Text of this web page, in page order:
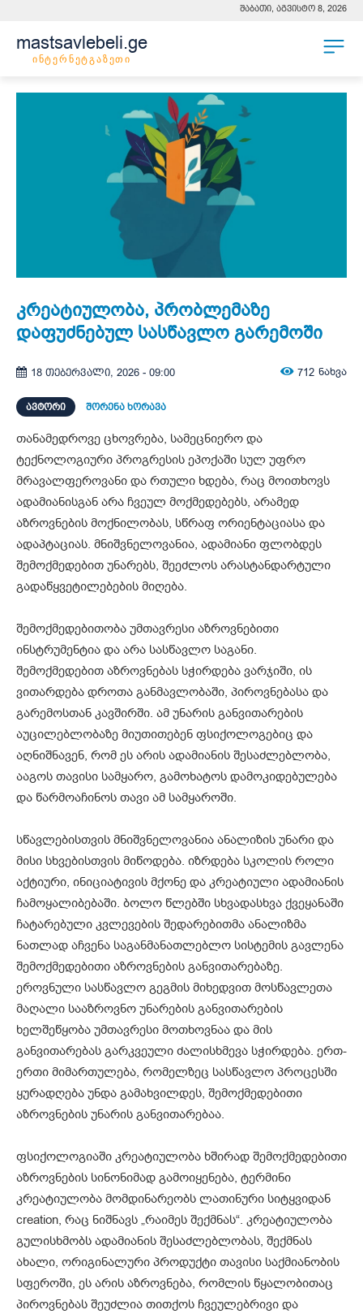
შაბათი, აგვისტო 8, 2026
mastsavlebeli.ge
ინტერნეტგაზეთი
კრეატიულობა, პრობლემაზე
დაფუძნებულ სასწავლო გარემოში
18 თებერვალი, 2026 - 09:00 712 ნახვა
ᲐᲕᲢᲝᲠᲘ შორენა ხორავა
თანამედროვე ცხოვრება, სამეცნიერო და
ტექნოლოგიური პროგრესის ეპოქაში სულ უფრო
მრავალფეროვანი და რთული ხდება, რაც მოითხოვს
ადამიანისგან არა ჩვეულ მოქმედებებს, არამედ
აზროვნების მოქნილობას, სწრაფ ორიენტაციასა და
ადაპტაციას. მნიშვნელოვანია, ადამიანი ფლობდეს
შემოქმედებით უნარებს, შეეძლოს არასტანდარტული
გადაწყვეტილებების მიღება.
შემოქმედებითობა უმთავრესი აზროვნებითი
ინსტრუმენტია და არა სასწავლო საგანი.
შემოქმედებით აზროვნებას სჭირდება ვარჯიში, ის
ვითარდება დროთა განმავლობაში, პიროვნებასა და
გარემოსთან კავშირში. ამ უნარის განვითარების
აუცილებლობაზე მიუთითებენ ფსიქოლოგებიც და
აღნიშნავენ, რომ ეს არის ადამიანის შესაძლებლობა,
ააგოს თავისი სამყარო, გამოხატოს დამოკიდებულება
და წარმოაჩინოს თავი ამ სამყაროში.
სწავლებისთვის მნიშვნელოვანია ანალიზის უნარი და
მისი სხვებისთვის მიწოდება. იზრდება სკოლის როლი
აქტიური, ინიციატივის მქონე და კრეატიული ადამიანის
ჩამოყალიბებაში. ბოლო წლებში სხვადასხვა ქვეყანაში
ჩატარებული კვლევების შედარებითმა ანალიზმა
ნათლად აჩვენა საგანმანათლებლო სისტემის გავლენა
შემოქმედებითი აზროვნების განვითარებაზე.
ეროვნული სასწავლო გეგმის მიხედვით მოსწავლეთა
მაღალი სააზროვნო უნარების განვითარების
ხელშეწყობა უმთავრესი მოთხოვნაა და მის
განვითარებას გარკვეული ძალისხმევა სჭირდება. ერთ-
ერთი მიმართულება, რომელზეც სასწავლო პროცესში
ყურადღება უნდა გამახვილდეს, შემოქმედებითი
აზროვნების უნარის განვითარებაა.
ფსიქოლოგიაში კრეატიულობა ხშირად შემოქმედებითი
აზროვნების სინონიმად გამოიყენება, ტერმინი
კრეატიულობა მომდინარეობს ლათინური სიტყვიდან
creation, რაც ნიშნავს „რაიმეს შექმნას“. კრეატიულობა
გულისხმობს ადამიანის შესაძლებლობას, შექმნას
ახალი, ორიგინალური პროდუქტი თავისი საქმიანობის
სფეროში, ეს არის აზროვნება, რომლის წყალობითაც
პიროვნებას შეუძლია თითქოს ჩვეულებრივი და